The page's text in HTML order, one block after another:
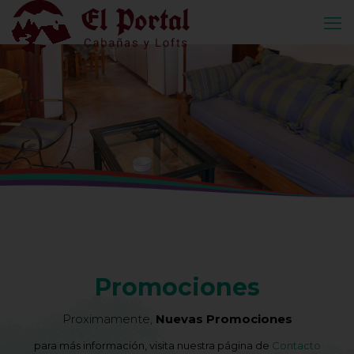
Promociones
Proximamente, Nuevas Promociones
para más información, visita nuestra página de Contacto